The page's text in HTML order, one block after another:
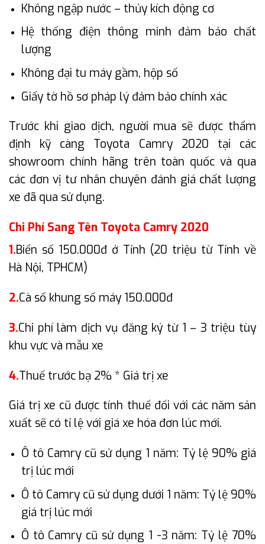
Không ngập nước – thủy kích động cơ
Hệ thống điện thông minh đảm bảo chất
lượng
Không đại tu máy gầm, hộp số
Giấy tờ hồ sơ pháp lý đảm bảo chính xác
Trước khi giao dịch, người mua sẽ được thẩm
định kỹ càng Toyota Camry 2020 tại các
showroom chính hãng trên toàn quốc và qua
các đơn vị tư nhân chuyên đánh giá chất lượng
xe đã qua sử dụng.
Chi Phí Sang Tên Toyota Camry 2020
1.Biển số 150.000đ ở Tỉnh (20 triệu từ Tỉnh về
Hà Nội, TPHCM)
2.Cà số khung số máy 150.000đ
3.Chi phí làm dịch vụ đăng ký từ 1 – 3 triệu tùy
khu vực và mẫu xe
4.Thuế trước bạ 2% * Giá trị xe
Giá trị xe cũ được tính thuế đối với các năm sản
xuất sẽ có tỉ lệ với giá xe hóa đơn lúc mới.
Ô tô Camry cũ sử dụng 1 năm: Tỷ lệ 90% giá
trị lúc mới
Ô tô Camry cũ sử dụng dưới 1 năm: Tỷ lệ 90%
giá trị lúc mới
Ô tô Camry cũ sử dụng 1 -3 năm: Tỷ lệ 70%